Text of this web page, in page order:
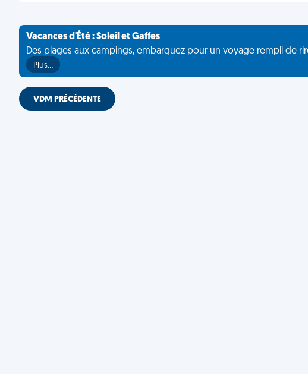
Vacances d'Été : Soleil et Gaffes
Des plages aux campings, embarquez pour un voyage rempli de
Plus…
VDM PRÉCÉDENTE